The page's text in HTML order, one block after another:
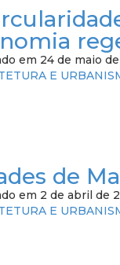
em 24 de maio
E
de
em 2 de abril de
E